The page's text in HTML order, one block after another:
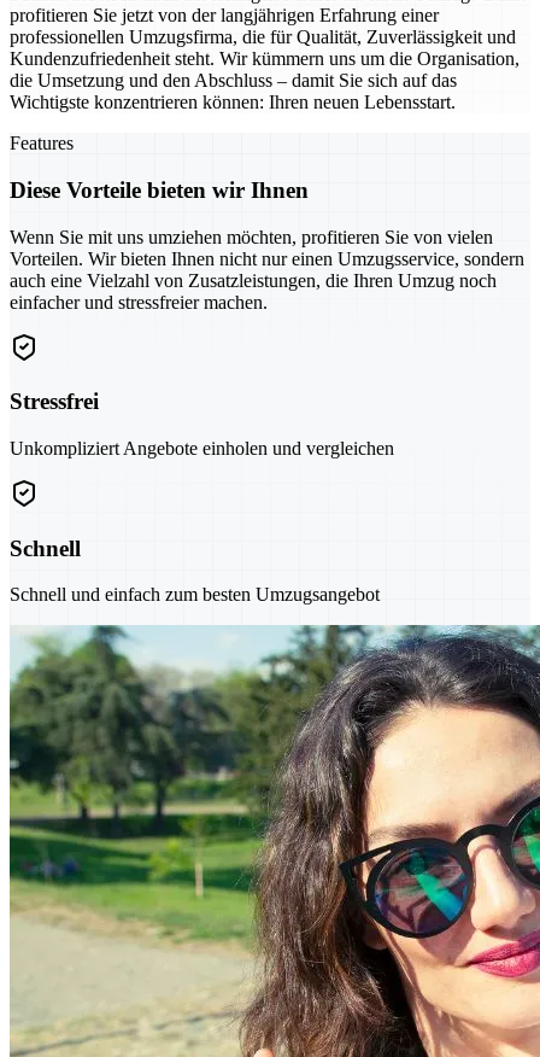
profitieren Sie jetzt von der langjährigen Erfahrung einer
professionellen Umzugsfirma, die für Qualität, Zuverlässigkeit und
Kundenzufriedenheit steht. Wir kümmern uns um die Organisation,
die Umsetzung und den Abschluss – damit Sie sich auf das
Wichtigste konzentrieren können: Ihren neuen Lebensstart.
Features
Diese Vorteile bieten wir Ihnen
Wenn Sie mit uns umziehen möchten, profitieren Sie von vielen
Vorteilen. Wir bieten Ihnen nicht nur einen Umzugsservice, sondern
auch eine Vielzahl von Zusatzleistungen, die Ihren Umzug noch
einfacher und stressfreier machen.
Stressfrei
Unkompliziert Angebote einholen und vergleichen
Schnell
Schnell und einfach zum besten Umzugsangebot